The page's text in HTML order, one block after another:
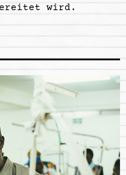
wird.